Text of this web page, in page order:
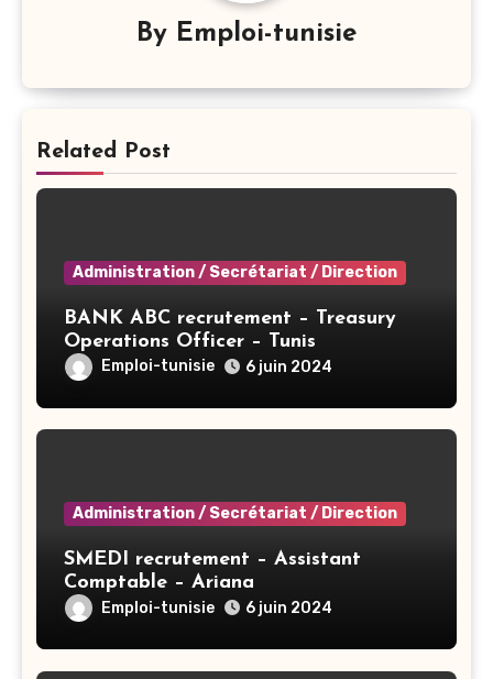
By Emploi-tunisie
Related Post
Administration / Secrétariat / Direction
BANK ABC recrutement – Treasury
Operations Officer – Tunis
Emploi-tunisie 6 juin 2024
Administration / Secrétariat / Direction
SMEDI recrutement – Assistant
Comptable – Ariana
Emploi-tunisie 6 juin 2024